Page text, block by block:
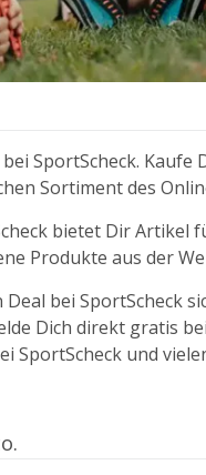
SportScheck. Kaufe
Sortiment des
bietet Dir Artikel
Produkte aus der
bei SportScheck
Dich direkt gratis
SportScheck und